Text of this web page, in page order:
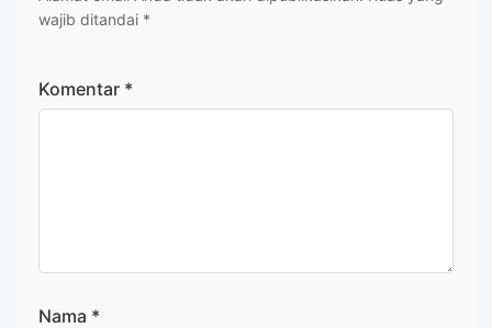
wajib ditandai *
Komentar *
Nama *